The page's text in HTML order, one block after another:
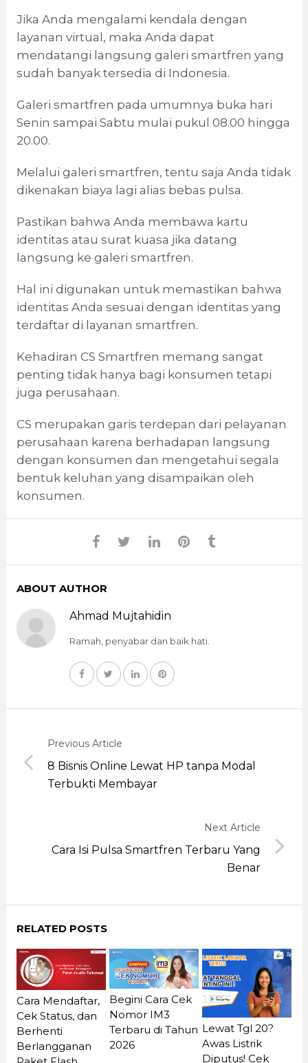
Jika Anda mengalami kendala dengan
layanan virtual, maka Anda dapat
mendatangi langsung galeri smartfren yang
sudah banyak tersedia di Indonesia.
Galeri smartfren pada umumnya buka hari
Senin sampai Sabtu mulai pukul 08.00 hingga
20.00.
Melalui galeri smartfren, tentu saja Anda tidak
dikenakan biaya lagi alias bebas pulsa.
Pastikan bahwa Anda membawa kartu
identitas atau surat kuasa jika datang
langsung ke galeri smartfren.
Hal ini digunakan untuk memastikan bahwa
identitas Anda sesuai dengan identitas yang
terdaftar di layanan smartfren.
Kehadiran CS Smartfren memang sangat
penting tidak hanya bagi konsumen tetapi
juga perusahaan.
CS merupakan garis terdepan dari pelayanan
perusahaan karena berhadapan langsung
dengan konsumen dan mengetahui segala
bentuk keluhan yang disampaikan oleh
konsumen.
ABOUT AUTHOR
Ahmad Mujtahidin
Ramah, penyabar dan baik hati.
Previous Article
8 Bisnis Online Lewat HP tanpa Modal
Terbukti Membayar
Next Article
Cara Isi Pulsa Smartfren Terbaru Yang
Benar
RELATED POSTS
Cara Mendaftar,
Cek Status, dan
Berhenti
Berlangganan
Begini Cara Cek
Nomor IM3
Terbaru di Tahun
2026
Lewat Tgl 20?
Awas Listrik
Diputus! Cek